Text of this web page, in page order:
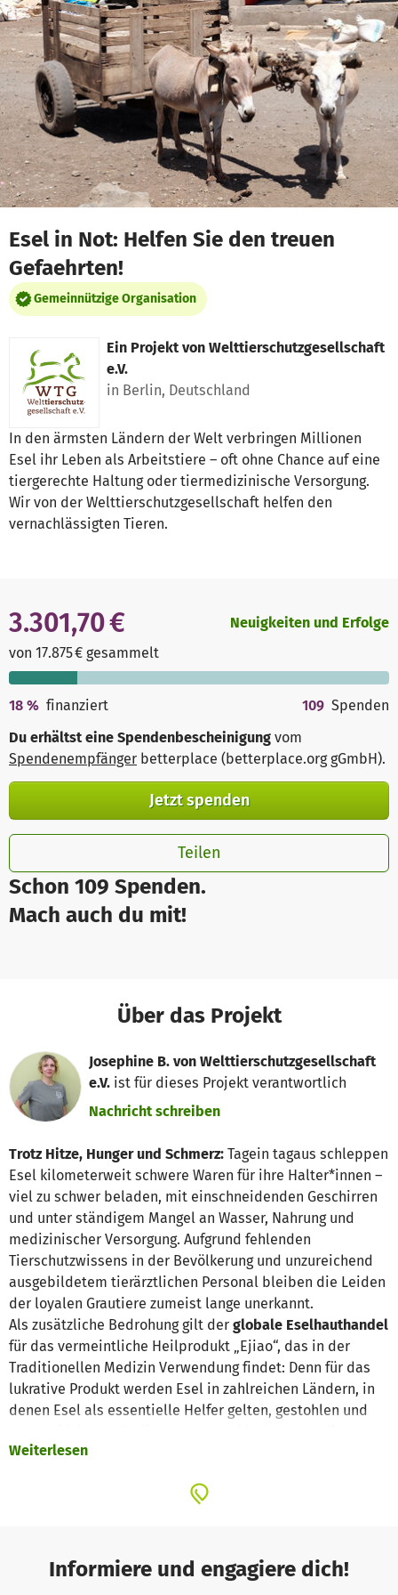
Zum Hauptinhalt springen
Erklärung zur Barrierefreiheit anzeigen
Esel in Not: Helfen Sie den treuen
Gefaehrten!
Gemeinnützige Organisation
Ein Projekt von Welttierschutzgesellschaft
e.V.
in Berlin, Deutschland
In den ärmsten Ländern der Welt verbringen Millionen
Esel ihr Leben als Arbeitstiere – oft ohne Chance auf eine
tiergerechte Haltung oder tiermedizinische Versorgung.
Wir von der Welttierschutzgesellschaft helfen den
vernachlässigten Tieren.
Schon 109 Spenden.
Mach auch du mit!
3.301,70 €
von 17.875 € gesammelt
Neuigkeiten und Erfolge
18 % finanziert 109 Spenden
Du erhältst eine Spendenbescheinigung vom
Spendenempfänger betterplace (betterplace.org gGmbH).
Jetzt spenden
Teilen
Über das Projekt
Josephine B. von Welttierschutzgesellschaft
e.V. ist für dieses Projekt verantwortlich
Nachricht schreiben
Trotz Hitze, Hunger und Schmerz: Tagein tagaus schleppen
Esel kilometerweit schwere Waren für ihre Halter*innen –
viel zu schwer beladen, mit einschneidenden Geschirren
und unter ständigem Mangel an Wasser, Nahrung und
medizinischer Versorgung. Aufgrund fehlenden
Tierschutzwissens in der Bevölkerung und unzureichend
ausgebildetem tierärztlichen Personal bleiben die Leiden
der loyalen Grautiere zumeist lange unerkannt.
Als zusätzliche Bedrohung gilt der globale Eselhauthandel
für das vermeintliche Heilprodukt „Ejiao“, das in der
Traditionellen Medizin Verwendung findet: Denn für das
lukrative Produkt werden Esel in zahlreichen Ländern, in
denen Esel als essentielle Helfer gelten, gestohlen und
für den Export zu gewinnen.
Wir von der Welttierschutzgesellschaft stehen fest an der
durch umfangreiche Projekte und Soforthilfen
lebensrettende Hilfe:
Weiterlesen
Informiere und engagiere dich!